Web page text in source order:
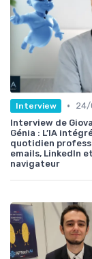
Interview •
24/
Interview de
Génia : L’IA
quotidien
emails, LinkedIn et
navigateur